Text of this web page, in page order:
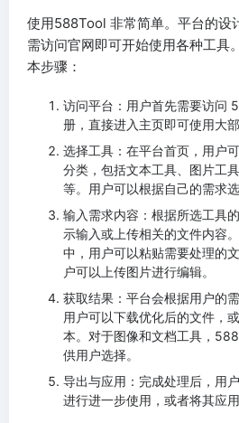
使用588Tool 非常简单。平台的设
需访问官网即可开始使用各种工具
本步骤：
访问平台：用户首先需要访问
册，直接进入主页即可使用大部
选择工具：在平台首页，用户
分类，包括文本工具、图片工
等。用户可以根据自己的需求
输入需求内容：根据所选工具
示输入或上传相关的文件内容
中，用户可以粘贴需要处理的
户可以上传图片进行编辑。
获取结果：平台会根据用户的
用户可以下载优化后的文件，
本。对于图像和文档工具，
供用户选择。
导出与应用：完成处理后，用
进行进一步使用，或者将其应